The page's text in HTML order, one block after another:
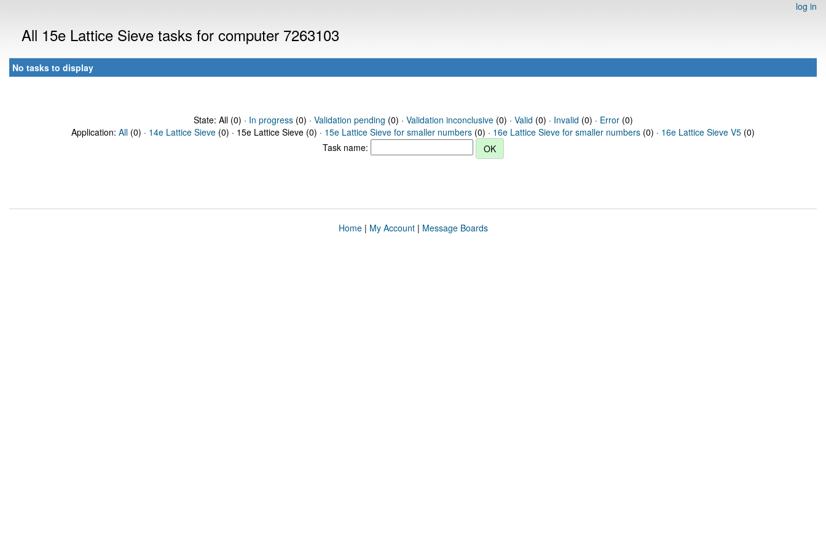
log in
All 15e Lattice Sieve tasks for computer 7263103
No tasks to display
State: All (0) · In progress(0) · Validation pending (0) · Validation inconclusive(0) · Valid (0) · Invalid (0) · Error(0)
Application: All (0) · 14e Lattice Sieve (0) · 15e Lattice Sieve (0) · 15e Lattice Sieve for smaller numbers (0) · 16e Lattice Sieve for smaller numbers (0) · 16e Lattice Sieve V5 (0)
Task name:
Home| My Account| Message Boards